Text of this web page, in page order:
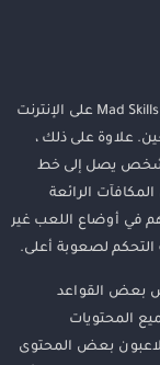
يركز كل نشاط أو وضع لعبة تقريبًا في Mad Skills Motocross 3 على الإنترنت
علاوة على ذلك ،
شخص يصل إلى خط
الرائعة
في أوضاع اللعب غير
التحكم لصعوبة أعلى.
بعض القواعد
المحتويات
بعض المحتوى